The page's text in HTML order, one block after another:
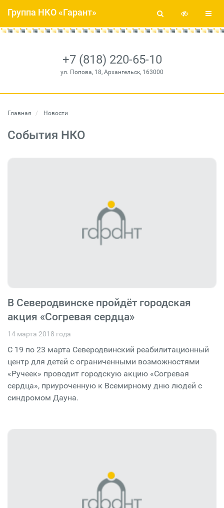
+7 (818) 220-65-10
ул. Попова, 18, Архангельск, 163000
Группа НКО «Гарант»
Главная Новости
События НКО
В Северодвинске пройдёт городская
акция «Согревая сердца»
14 марта 2018 года
С 19 по 23 марта Северодвинский реабилитационный
центр для детей с ограниченными возможностями
«Ручеек» проводит городскую акцию «Согревая
сердца», приуроченную к Всемирному дню людей с
синдромом Дауна.